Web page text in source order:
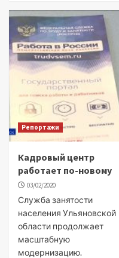
Репортажи
Кадровый центр
работает по-новому
03/02/2020
Служба занятости
населения Ульяновской
области продолжает
масштабную
модернизацию.